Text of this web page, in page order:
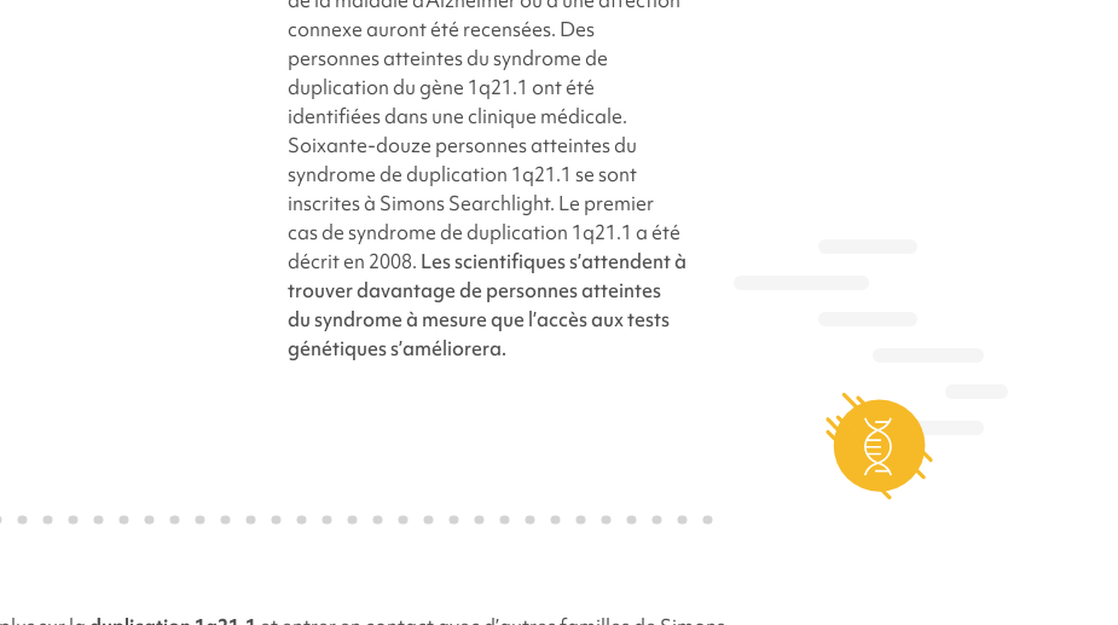
connexe auront été recensées. Des
personnes atteintes du syndrome de
duplication du gène 1q21.1 ont été
identifiées dans une clinique médicale.
Soixante-douze personnes atteintes du
syndrome de duplication 1q21.1 se sont
inscrites à Simons Searchlight. Le premier
cas de syndrome de duplication 1q21.1 a été
décrit en 2008. Les scientifiques s’attendent à
trouver davantage de personnes atteintes
du syndrome à mesure que l’accès aux tests
génétiques s’améliorera.